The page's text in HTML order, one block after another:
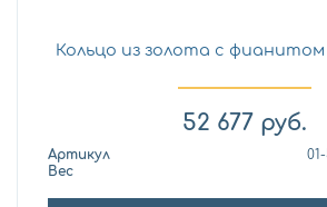
Кольцо из золота с
52 677 руб.
Артикул
Вес